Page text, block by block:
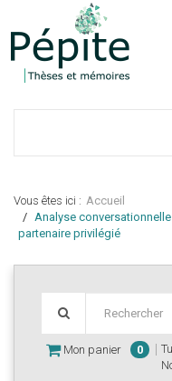
Vous êtes ici : Accueil
Analyse
partenaire privilégié
Mon panier 0